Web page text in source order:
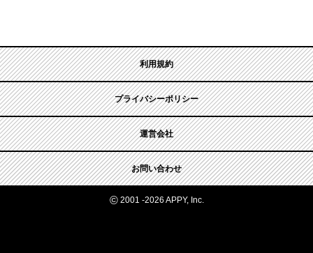
利用規約
プライバシーポリシー
運営会社
お問い合わせ
©2001 -2026 APPY, Inc.